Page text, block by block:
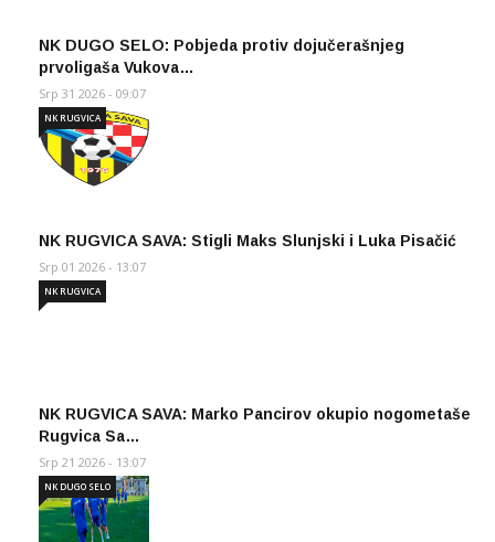
NK DUGO SELO: Pobjeda protiv dojučerašnjeg
prvoligaša Vukova…
Srp 31 2026 - 09:07
NK RUGVICA SAVA: Stigli Maks Slunjski i Luka Pisačić
NK RUGVICA
Srp 01 2026 - 13:07
NK RUGVICA SAVA: Marko Pancirov okupio nogometaše
Rugvica Sa…
NK RUGVICA
Srp 21 2026 - 13:07
NK DUGO SELO